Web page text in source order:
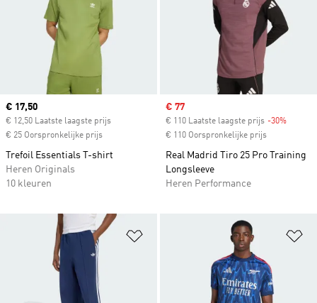
Current price
€ 17,50
€ 12,50 Laatste laagste prijs
€ 25 Oorspronkelijke prijs
Trefoil Essentials T-shirt
Heren Originals
10 kleuren
Sale price
€ 77
€ 110 Laatste laagste prijs -30%
€ 110 Oorspronkelijke prijs
Real Madrid Tiro 25 Pro Training
Longsleeve
Heren Performance
Op verlanglijst zetten